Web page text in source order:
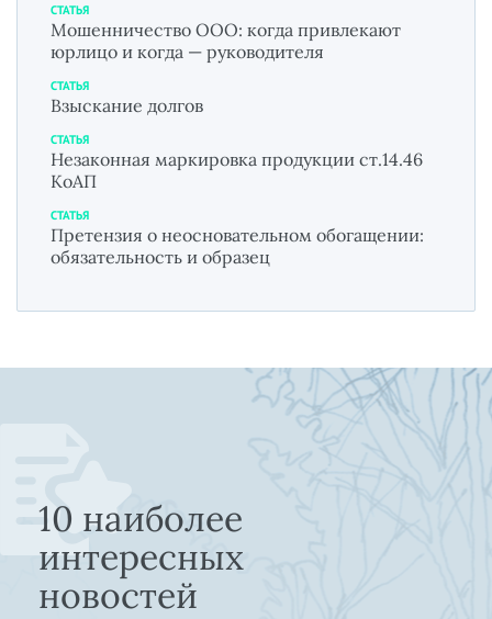
СТАТЬЯ
Мошенничество ООО: когда привлекают
юрлицо и когда — руководителя
СТАТЬЯ
Взыскание долгов
СТАТЬЯ
Незаконная маркировка продукции ст.14.46
КоАП
СТАТЬЯ
Претензия о неосновательном обогащении:
обязательность и образец
10 наиболее
интересных
новостей